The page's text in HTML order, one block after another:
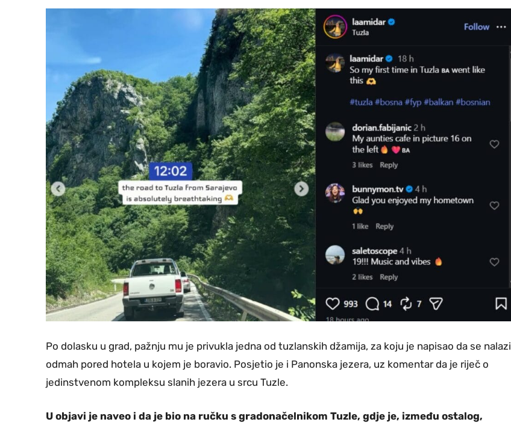
Po dolasku u grad, pažnju mu je privukla jedna od tuzlanskih džamija, za koju je napisao da se nalazi
odmah pored hotela u kojem je boravio. Posjetio je i Panonska jezera, uz komentar da je riječ o
jedinstvenom kompleksu slanih jezera u srcu Tuzle.
U objavi je naveo i da je bio na ručku s gradonačelnikom Tuzle, gdje je, između ostalog,